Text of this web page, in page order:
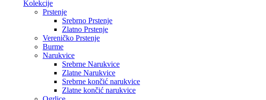
Kolekcije
Prstenje
Srebrno Prstenje
Zlatno Prstenje
Vereničko Prstenje
Burme
Narukvice
Srebrne Narukvice
Zlatne Narukvice
Srebrne končić narukvice
Zlatne končić narukvice